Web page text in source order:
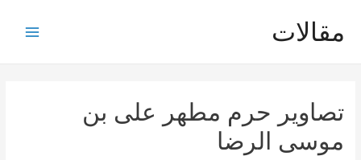
مقالات
تصاویر حرم مطهر علی بن
موسی الرضا